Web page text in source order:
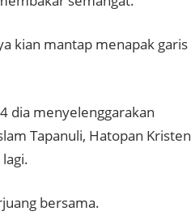
kian mantap menapak garis
dia menyelenggarakan
Tapanuli, Hatopan Kristen
bersama.